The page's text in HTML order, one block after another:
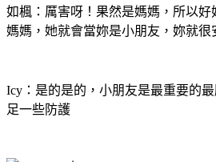
如楓：厲害呀！果然是媽媽，所以
媽媽，她就會當妳是小朋友，妳就很
Icy：是的是的，小朋友是最重要的
足一些防護